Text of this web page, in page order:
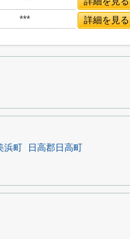
*** 詳細を見る
町
日高郡日高町